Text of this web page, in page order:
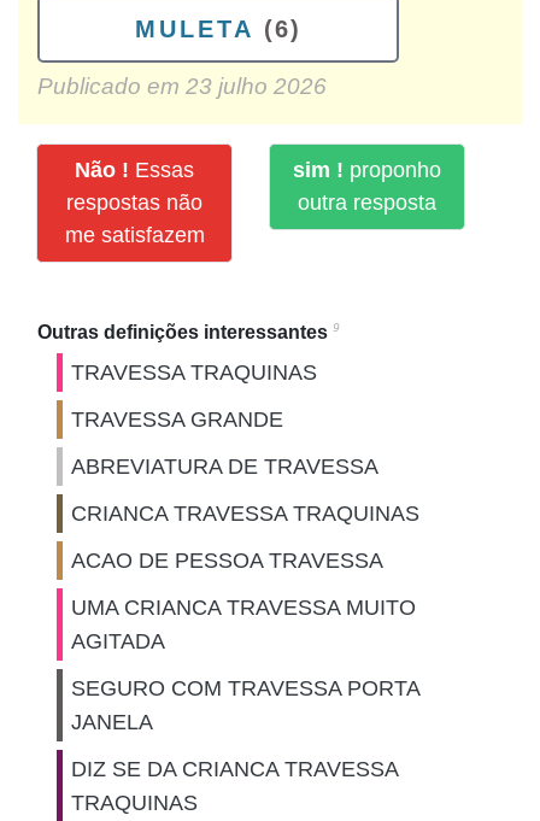
MULETA (6)
Publicado em 23 julho 2026
Não ! Essas
respostas não
me satisfazem
sim ! proponho
outra resposta
Outras definições interessantes 9
TRAVESSA TRAQUINAS
TRAVESSA GRANDE
ABREVIATURA DE TRAVESSA
CRIANCA TRAVESSA TRAQUINAS
ACAO DE PESSOA TRAVESSA
UMA CRIANCA TRAVESSA MUITO
AGITADA
SEGURO COM TRAVESSA PORTA
JANELA
DIZ SE DA CRIANCA TRAVESSA
TRAQUINAS